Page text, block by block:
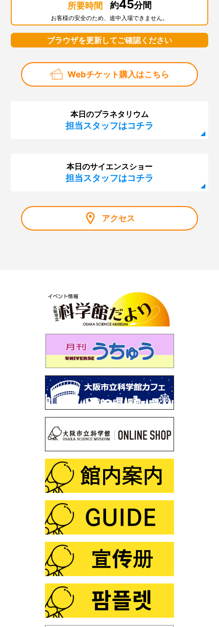
所要時間 約45分間
お客様の安全のため、途中入場できません。
ブラウザを更新してご確認ください
Webチケット購入はこちら
本日のプラネタリウム
担当スタッフはコチラ
本日のサイエンスショー
担当スタッフはコチラ
アクセス